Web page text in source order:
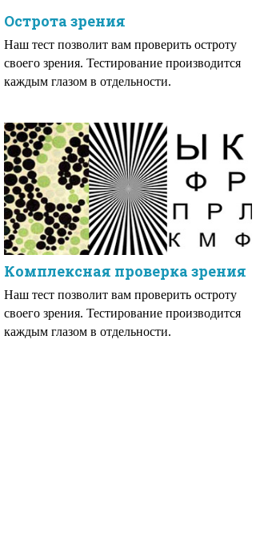
Острота зрения
Наш тест позволит вам проверить остроту
своего зрения. Тестирование производится
каждым глазом в отдельности.
Комплексная проверка зрения
Наш тест позволит вам проверить остроту
своего зрения. Тестирование производится
каждым глазом в отдельности.